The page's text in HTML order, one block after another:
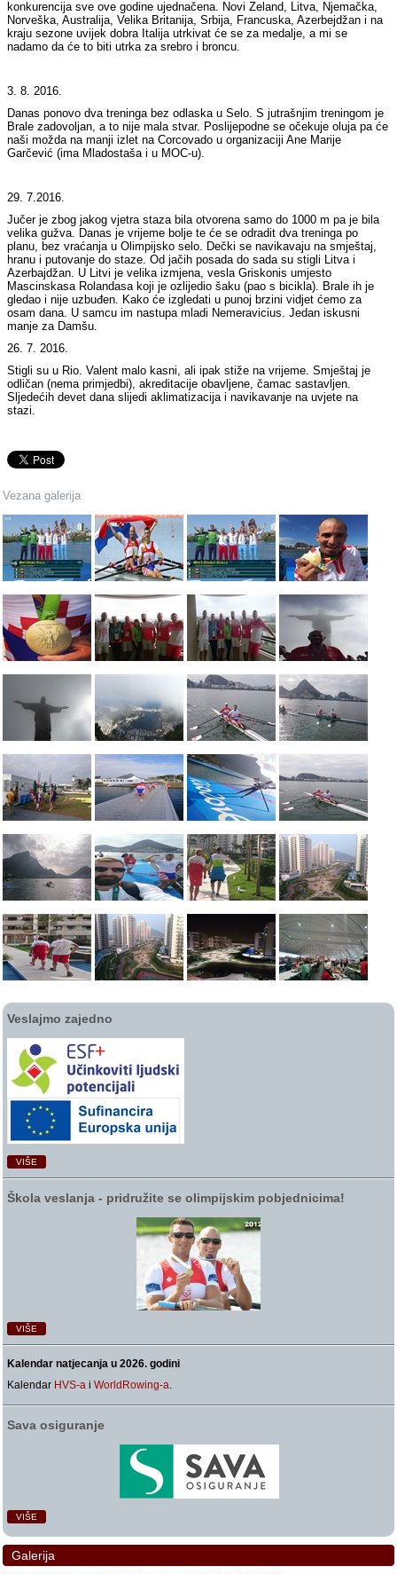
konkurencija sve ove godine ujednačena. Novi Zeland, Litva, Njemačka,
Norveška, Australija, Velika Britanija, Srbija, Francuska, Azerbejdžan i na
kraju sezone uvijek dobra Italija utrkivat će se za medalje, a mi se
nadamo da će to biti utrka za srebro i broncu.
3. 8. 2016.
Danas ponovo dva treninga bez odlaska u Selo. S jutrašnjim treningom je
Brale zadovoljan, a to nije mala stvar. Poslijepodne se očekuje oluja pa će
naši možda na manji izlet na Corcovado u organizaciji Ane Marije
Garčević (ima Mladostaša i u MOC-u).
29. 7.2016.
Jučer je zbog jakog vjetra staza bila otvorena samo do 1000 m pa je bila
velika gužva. Danas je vrijeme bolje te će se odradit dva treninga po
planu, bez vraćanja u Olimpijsko selo. Dečki se navikavaju na smještaj,
hranu i putovanje do staze. Od jačih posada do sada su stigli Litva i
Azerbajdžan. U Litvi je velika izmjena, vesla Griskonis umjesto
Mascinskasa Rolandasa koji je ozlijedio šaku (pao s bicikla). Brale ih je
gledao i nije uzbuđen. Kako će izgledati u punoj brzini vidjet ćemo za
osam dana. U samcu im nastupa mladi Nemeravicius. Jedan iskusni
manje za Damšu.
26. 7. 2016.
Stigli su u Rio. Valent malo kasni, ali ipak stiže na vrijeme. Smještaj je
odličan (nema primjedbi), akreditacije obavljene, čamac sastavljen.
Sljedećih devet dana slijedi aklimatizacija i navikavanje na uvjete na
stazi.
Vezana galerija
Veslajmo zajedno
VIŠE
Škola veslanja ‑ pridružite se olimpijskim pobjednicima!
VIŠE
Kalendar natjecanja u 2026. godini
Kalendar HVS-a iWorldRowing-a.
Sava osiguranje
VIŠE
Galerija